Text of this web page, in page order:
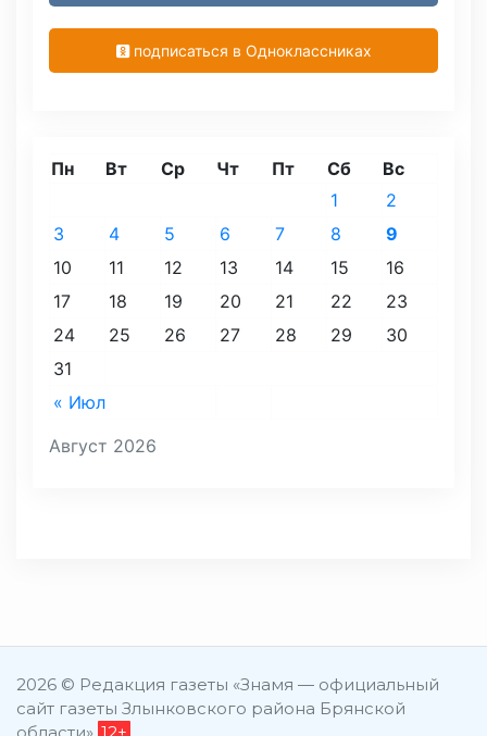
подписаться в Одноклассниках
Август 2026
Пн Вт Ср Чт Пт Сб Вс
« Июл
1
2
3
4 5 6 7 8
9
10
11 12 13 14 15
16
17
18 19 20 21 22
23
24
25 26 27 28 29
30
31
2026 © Редакция газеты «Знамя — официальный
сайт газеты Злынковского района Брянской
области» 12+